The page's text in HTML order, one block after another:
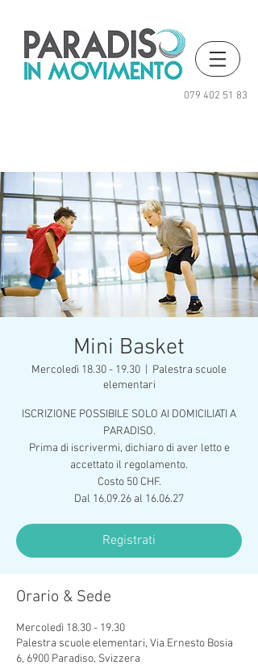
079 402 51 83
Mini Basket
Mercoledì 18.30 - 19.30
Palestra scuole
elementari
ISCRIZIONE POSSIBILE SOLO AI DOMICILIATI A
PARADISO.
Prima di iscrivermi, dichiaro di aver letto e
accettato il regolamento.
Costo 50 CHF.
Dal 16.09.26 al 16.06.27
Registrati
Orario & Sede
Mercoledì 18.30 - 19.30
Palestra scuole elementari, Via Ernesto Bosia
6, 6900 Paradiso, Svizzera